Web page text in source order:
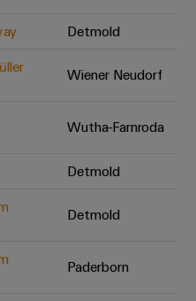
Praxisnahe
Unsere Neuheiten
im Bereich
Detmold
Wiener Neudorf
Wutha-Farnroda
Detmold
Detmold
Paderborn